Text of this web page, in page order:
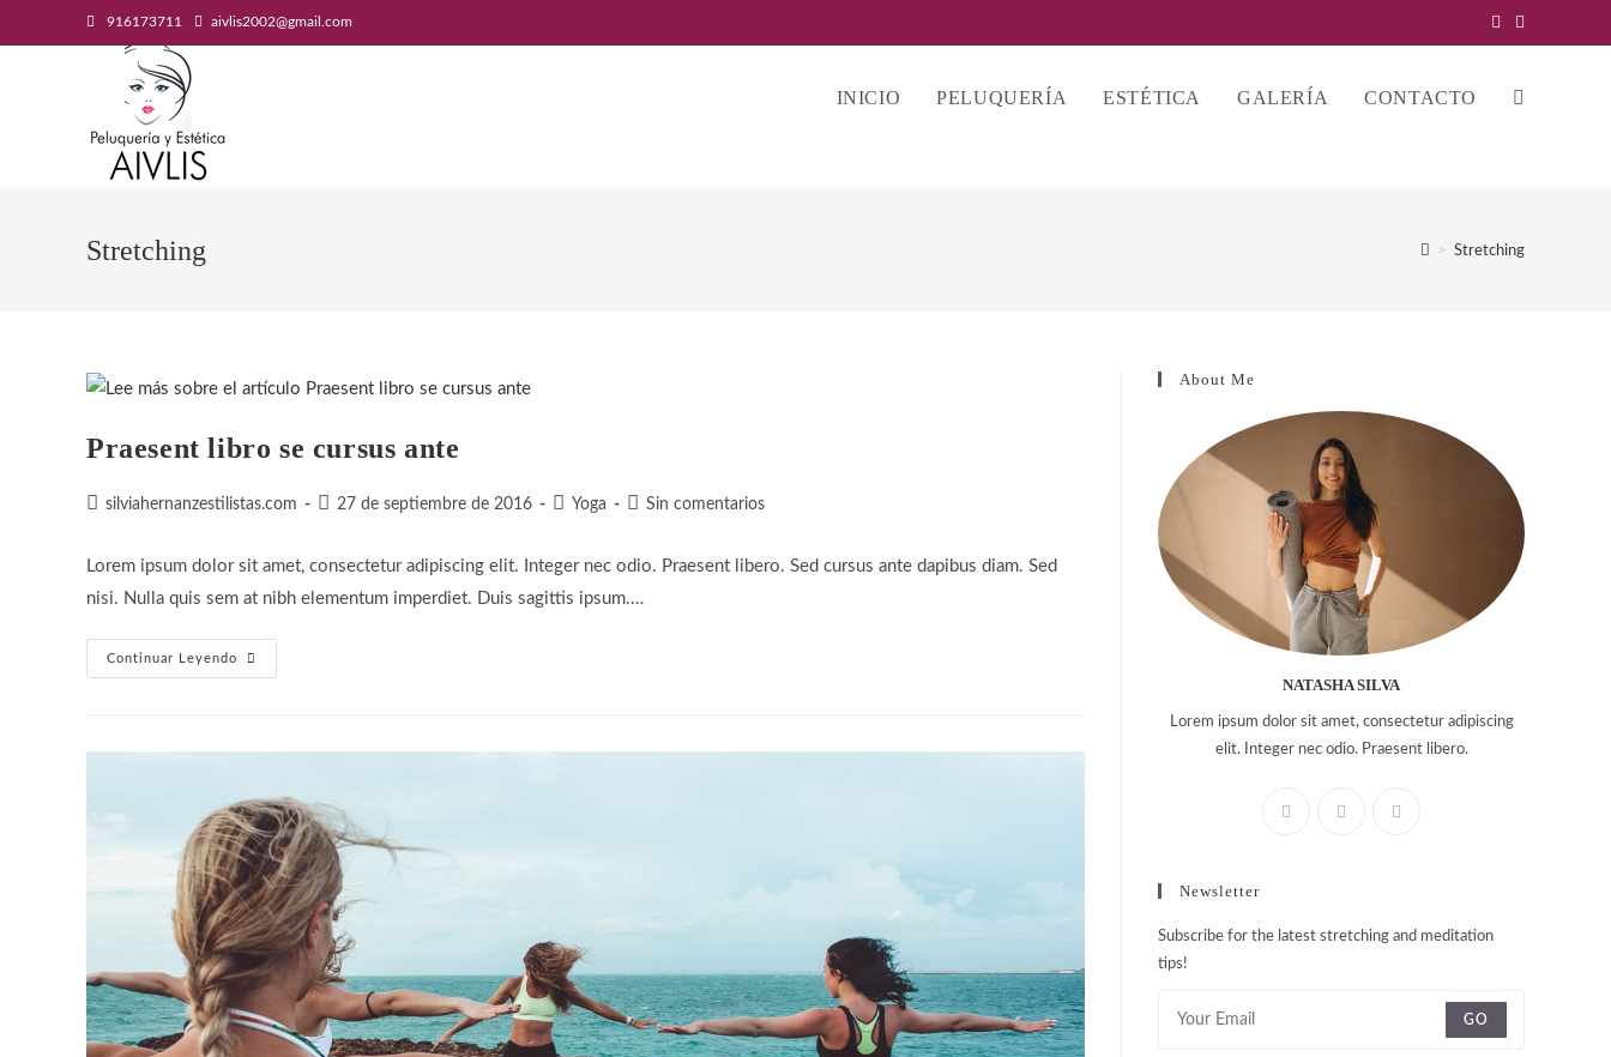
al
916173711 aivlis2002@gmail.com
INICIO PELUQUERÍA ESTÉTICA GALERÍA CONTACTO
WEB
Stretching > Stretching
Praesent libro se cursus ante
Autor
silviahernanzestilistas.com
Publicación
27 de septiembre de 2016
Categoría
entrada:
Yoga
Comentarios
Sin comentarios
Lorem ipsum dolor sit amet, consectetur adipiscing elit. Integer nec odio. Praesent libero. Sed cursus ante dapibus diam. Sed
nisi. Nulla quis sem at nibh elementum imperdiet. Duis sagittis ipsum.…
Continuar Leyendo
Praesent
Libro
About Me
NATASHA SILVA
Lorem ipsum dolor sit amet, consectetur adipiscing
elit. Integer nec odio. Praesent libero.
Newsletter
Subscribe for the latest stretching and meditation
tips!
GO